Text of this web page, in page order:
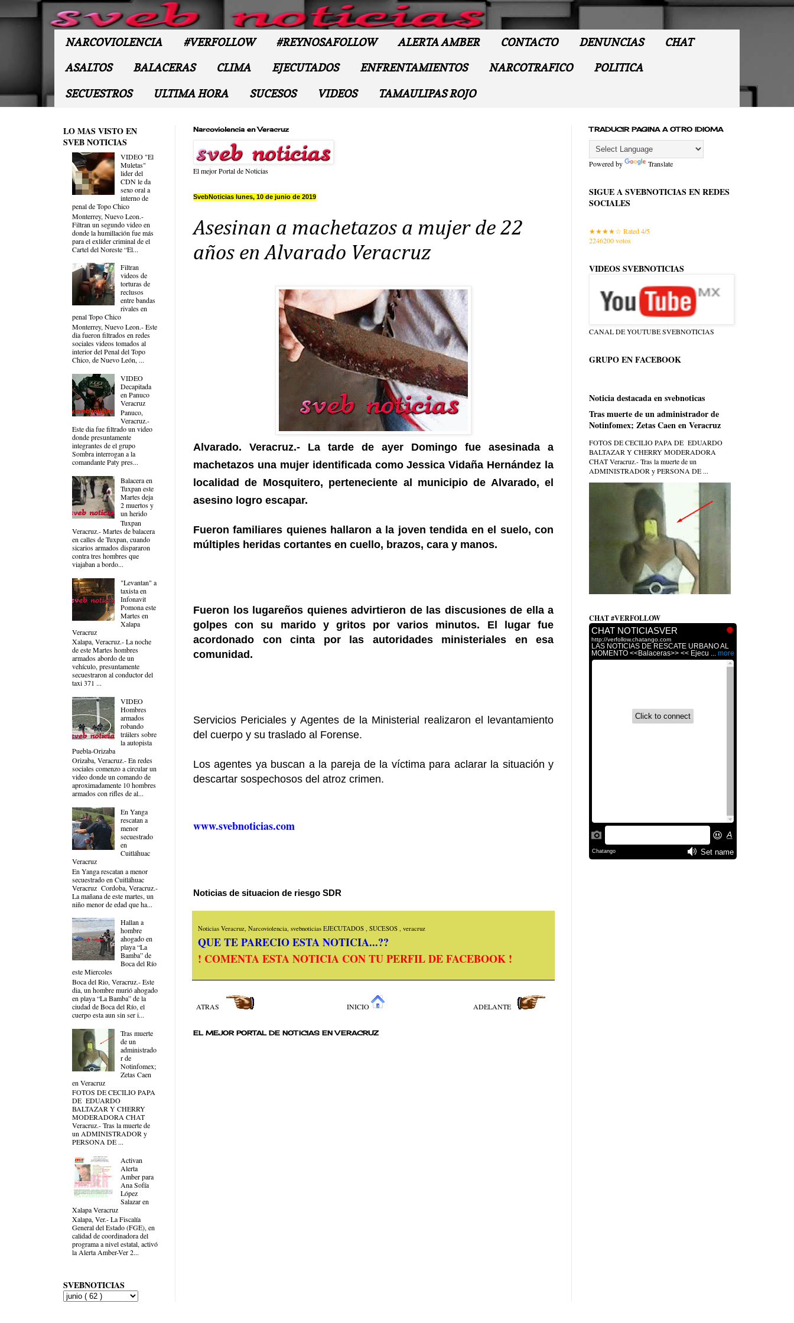
NARCOVIOLENCIA #VERFOLLOW #REYNOSAFOLLOW ALERTA AMBER CONTACTO DENUNCIAS CHAT
ASALTOS BALACERAS CLIMA EJECUTADOS ENFRENTAMIENTOS NARCOTRAFICO POLITICA
SECUESTROS ULTIMA HORA SUCESOS VIDEOS TAMAULIPAS ROJO
Narcoviolencia en Veracruz
El mejor Portal de Noticias
SvebNoticias lunes, 10 de junio de 2019
Asesinan a machetazos a mujer de 22
años en Alvarado Veracruz
Alvarado. Veracruz.- La tarde de ayer Domingo fue asesinada a
machetazos una mujer identificada como Jessica Vidaña Hernández la
localidad de Mosquitero, perteneciente al municipio de Alvarado, el
asesino logro escapar.
Fueron familiares quienes hallaron a la joven tendida en el suelo, con
múltiples heridas cortantes en cuello, brazos, cara y manos.
Fueron los lugareños quienes advirtieron de las discusiones de ella a
golpes con su marido y gritos por varios minutos. El lugar fue
acordonado con cinta por las autoridades ministeriales en esa
comunidad.
Servicios Periciales y Agentes de la Ministerial realizaron el levantamiento
del cuerpo y su traslado al Forense.
Los agentes ya buscan a la pareja de la víctima para aclarar la situación y
descartar sospechosos del atroz crimen.
www.svebnoticias.com
Noticias de situacion de riesgo SDR
Noticias Veracruz, Narcoviolencia, svebnoticias EJECUTADOS , SUCESOS , veracruz
QUE TE PARECIO ESTA NOTICIA...??
! COMENTA ESTA NOTICIA CON TU PERFIL DE FACEBOOK !
ATRAS ADELANTE
INICIO
EL MEJOR PORTAL DE NOTICIAS EN VERACRUZ
LO MAS VISTO EN
SVEB NOTICIAS
VIDEO "El
Muletas"
lider del
CDN le da
sexo oral a
interno de
penal de Topo Chico
Monterrey, Nuevo Leon.-
Filtran un segundo video en
donde la humillación fue más
para el exlíder criminal de el
Cartel del Noreste “El...
Filtran
videos de
torturas de
reclusos
entre bandas
rivales en
penal Topo Chico
Monterrey, Nuevo Leon.- Este
dia fueron filtrados en redes
sociales videos tomados al
interior del Penal del Topo
Chico, de Nuevo León, ...
VIDEO
Decapitada
en Panuco
Veracruz
Panuco,
Veracruz.-
Este dia fue filtrado un video
donde presuntamente
integrantes de el grupo
Sombra interrogan a la
comandante Paty pres...
Balacera en
Tuxpan este
Martes deja
2 muertos y
un herido
Tuxpan
Veracruz.- Martes de balacera
en calles de Tuxpan, cuando
sicarios armados dispararon
contra tres hombres que
viajaban a bordo...
"Levantan" a
taxista en
Infonavit
Pomona este
Martes en
Xalapa
Veracruz
Xalapa, Veracruz.- La noche
de este Martes hombres
armados abordo de un
vehículo, presuntamente
secuestraron al conductor del
taxi 371 ...
VIDEO
Hombres
armados
robando
tráilers sobre
la autopista
Puebla-Orizaba
Orizaba, Veracruz.- En redes
sociales comenzo a circular un
video donde un comando de
aproximadamente 10 hombres
armados con rifles de al...
En Yanga
rescatan a
menor
secuestrado
en
Cuitláhuac
Veracruz
En Yanga rescatan a menor
secuestrado en Cuitláhuac
Veracruz Cordoba, Veracruz.-
La mañana de este martes, un
niño menor de edad que ha...
Hallan a
hombre
ahogado en
playa “La
Bamba” de
Boca del Río
este Miercoles
Boca del Rio, Veracruz.- Este
dia, un hombre murió ahogado
en playa “La Bamba” de la
ciudad de Boca del Río, el
cuerpo esta aun sin ser i...
Tras muerte
de un
administrado
r de
Notinfomex;
Zetas Caen
en Veracruz
FOTOS DE CECILIO PAPA
DE EDUARDO
BALTAZAR Y CHERRY
MODERADORA CHAT
Veracruz.- Tras la muerte de
un ADMINISTRADOR y
PERSONA DE ...
Activan
Alerta
Amber para
Ana Sofía
López
Salazar en
Xalapa Veracruz
Xalapa, Ver.- La Fiscalía
General del Estado (FGE), en
calidad de coordinadora del
programa a nivel estatal, activó
la Alerta Amber-Ver 2...
SVEBNOTICIAS
TRADUCIR PAGINA A OTRO IDIOMA
Powered by Translate
SIGUE A SVEBNOTICIAS EN REDES
SOCIALES
Rated 4/5
2246200votos
VIDEOS SVEBNOTICIAS
CANAL DE YOUTUBE SVEBNOTICIAS
GRUPO EN FACEBOOK
Noticia destacada en svebnoticas
Tras muerte de un administrador de
Notinfomex; Zetas Caen en Veracruz
FOTOS DE CECILIO PAPA DE EDUARDO
BALTAZAR Y CHERRY MODERADORA
CHAT Veracruz.- Tras la muerte de un
ADMINISTRADOR y PERSONA DE ...
CHAT #VERFOLLOW